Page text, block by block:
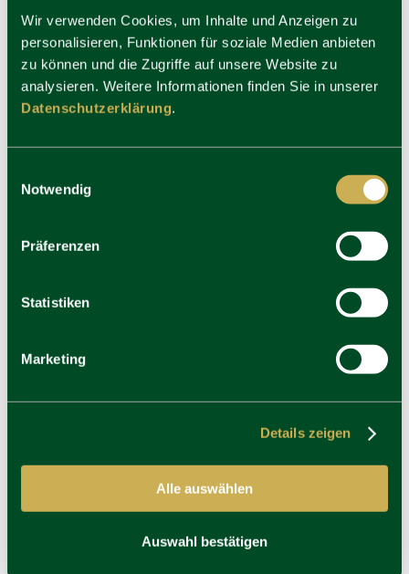
Wir verwenden Cookies, um Inhalte und Anzeigen zu
personalisieren, Funktionen für soziale Medien anbieten
zu können und die Zugriffe auf unsere Website zu
analysieren. Weitere Informationen finden Sie in unserer
Datenschutzerklärung.
Notwendig
Präferenzen
Statistiken
Marketing
Details zeigen
Alle auswählen
Auswahl bestätigen